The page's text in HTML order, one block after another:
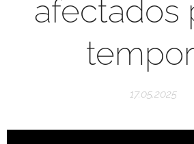
afectados
17.05.2025